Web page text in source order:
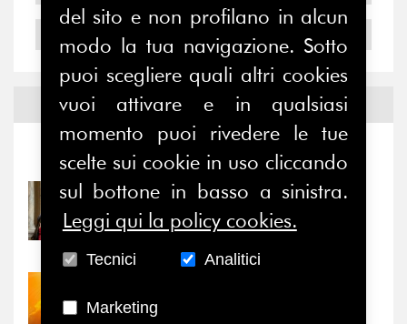
2004
Notizie ed Eventi
Notizie -
31/07/2026
Prima della pausa estiva,
Nove anni dopo la
del sito e non profilano in alcun
modo la tua navigazione. Sotto
puoi scegliere quali altri cookies
vuoi attivare e in qualsiasi
momento puoi rivedere le tue
scelte sui cookie in uso cliccando
sul bottone in basso a sinistra.
Leggi qui la policy cookies.
Tecnici Analitici
Marketing